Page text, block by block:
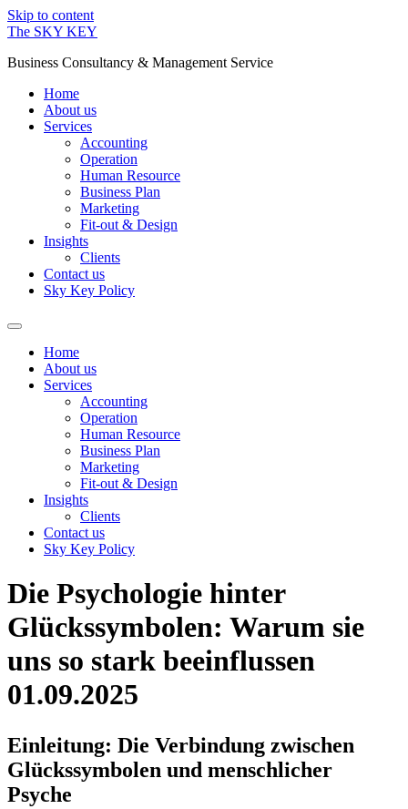
Skip to content
The SKY KEY
Business Consultancy & Management Service
Home
About us
Services
Accounting
Operation
Human Resource
Business Plan
Marketing
Fit-out & Design
Insights
Clients
Contact us
Sky Key Policy
Home
About us
Services
Accounting
Operation
Human Resource
Business Plan
Marketing
Fit-out & Design
Insights
Clients
Contact us
Sky Key Policy
Die Psychologie hinter
Glückssymbolen: Warum sie
uns so stark beeinflussen
01.09.2025
Einleitung: Die Verbindung zwischen
Glückssymbolen und menschlicher
Psyche